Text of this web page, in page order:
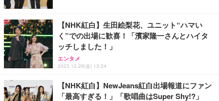
【NHK紅白】生田絵梨花、ユニット“ハマい
く”での出場に歓喜！「濱家隆一さんとハイタ
ッチしました！」
エンタメ
2023.12.29(金) 13:24
【NHK紅白】NewJeans紅白出場報道にファン
「最高すぎる！」「歌唱曲はSuper Shy!?」